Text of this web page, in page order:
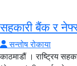
सहकारी बैंक र
सन्तोष रोकाया
काठमाडौं । राष्ट्रिय